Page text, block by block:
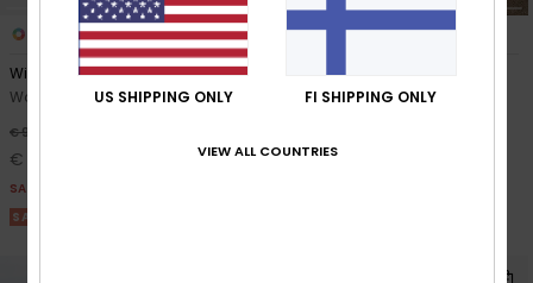
RECYCLED FIBER
Wind Bliss 2024
Women Black Padded Jacket
€ 90,00
€ 33,75
SALE
SALE ON SALE 25% EXTRA
2
Test Of Time
Women Blue Long Hooded
€ 160,00
US SHIPPING ONLY FI SHIPPING ONLY
VIEW ALL COUNTRIES